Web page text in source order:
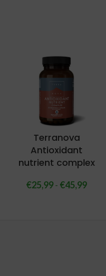
Terranova
Antioxidant
nutrient complex
€25,99- €45,99